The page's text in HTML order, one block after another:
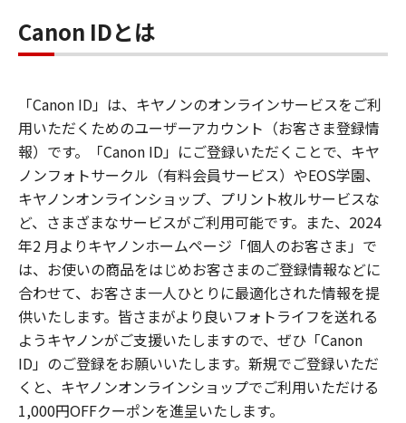
Canon IDとは
「Canon ID」は、キヤノンのオンラインサービスをご利
用いただくためのユーザーアカウント（お客さま登録情
報）です。「Canon ID」にご登録いただくことで、キヤ
ノンフォトサークル（有料会員サービス）やEOS学園、
キヤノンオンラインショップ、プリント枚ルサービスな
ど、さまざまなサービスがご利用可能です。また、2024
年2 月よりキヤノンホームページ「個人のお客さま」で
は、お使いの商品をはじめお客さまのご登録情報などに
合わせて、お客さま一人ひとりに最適化された情報を提
供いたします。皆さまがより良いフォトライフを送れる
ようキヤノンがご支援いたしますので、ぜひ「Canon
ID」のご登録をお願いいたします。新規でご登録いただ
くと、キヤノンオンラインショップでご利用いただける
1,000円OFFクーポンを進呈いたします。